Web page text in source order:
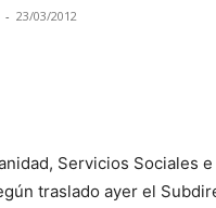
- 23/03/2012
Servicios Sociales
traslado ayer el